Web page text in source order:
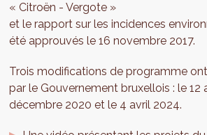
« Citroën - Vergote »
et le rapport sur les incidences
été approuvés le 16 novembre 2017.
Trois modifications de programme
par le Gouvernement bruxellois : le 12
décembre 2020 et le 4 avril 2024.